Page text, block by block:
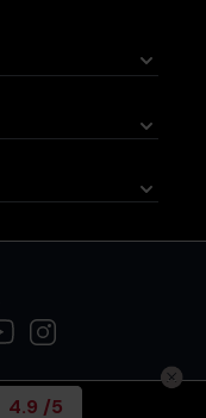
Średnia ocena
4.9 /5